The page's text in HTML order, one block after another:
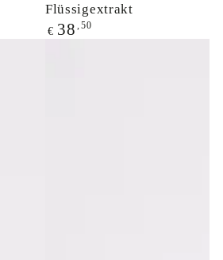
Flüssigextrakt
Regulärer
Preis
€ 38 ,50